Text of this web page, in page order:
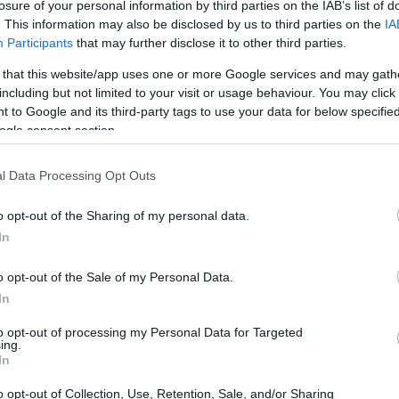
of your personal information by third parties on the IAB’s list of
This information may also be disclosed by us to third parties on the
Participants that may further disclose it to other third parties.
that this website/app uses one or more Google services and may
but not limited to your visit or usage behaviour. You may
to Google and its third-party tags to use your data for below
consent section.
Data Processing Opt Outs
opt-out of the Sharing of my personal data.
opt-out of the Sale of my Personal Data.
opt-out of processing my Personal Data for Targeted
opt-out of Collection, Use, Retention, Sale, and/or Sharing
del primo capitolo possono aspettarsi
e aggiornamenti significativi. La versione per
promettendo un ritorno nel mondo di Cloud e
Deep Silver, sviluppato da Warhorse
medievale. Con un gameplay che
potranno esplorare un mondo aperto